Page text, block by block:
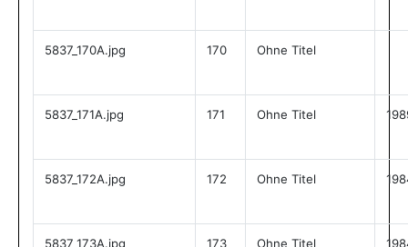
5837_170A.jpg 170 Ohne Titel
5837_171A.jpg 171 Ohne Titel
5837_172A.jpg 172 Ohne Titel
5837_173A.jpg 173 Ohne Titel